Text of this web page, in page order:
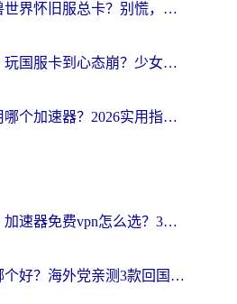
在非洲玩魔兽世界怀旧服总卡？别慌，这份指南帮你丝滑开荒
海外党必看：玩国服卡到心态崩？少女前线云图计划加速器免费推荐+碧蓝航线足球世界流畅攻略
海外打LOL用哪个加速器？2026实用指南：从延迟到设备适配，一篇解决你的国服游戏痛点
海外党必看：加速器免费vpn怎么选？3步教你无缝访问国内资源
穿梭和巨鲸哪个好？海外党亲测3款回国加速器，教你避开90%的坑